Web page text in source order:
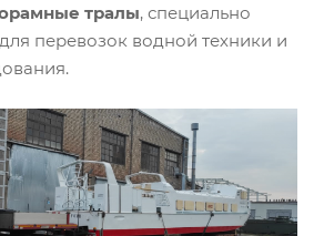
тралы, специально
перевозок водной техники и